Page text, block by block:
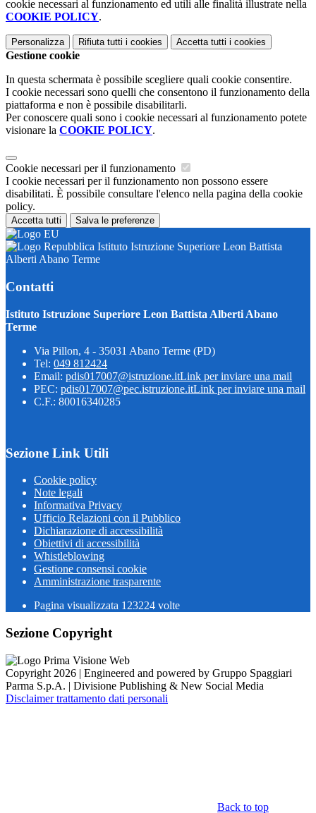
cookie necessari al funzionamento ed utili alle finalità illustrate nella
COOKIE POLICY.
Personalizza Rifiuta tutti i cookies Accetta tutti i cookies
Gestione cookie
In questa schermata è possibile scegliere quali cookie consentire.
I cookie necessari sono quelli che consentono il funzionamento della
piattaforma e non è possibile disabilitarli.
Per conoscere quali sono i cookie necessari al funzionamento potete
visionare la COOKIE POLICY.
Cookie necessari per il funzionamento
I cookie necessari per il funzionamento non possono essere
disabilitati. È possibile consultare l'elenco nella pagina della cookie
policy.
Accetta tutti Salva le preferenze
Istituto Istruzione Superiore Leon Battista
Alberti Abano Terme
Contatti
Istituto Istruzione Superiore Leon Battista Alberti Abano
Terme
Via Pillon, 4 - 35031 Abano Terme (PD)
Tel: 049 812424
Email: pdis017007@istruzione.itLink per inviare una mail
PEC: pdis017007@pec.istruzione.itLink per inviare una mail
C.F.: 80016340285
Sezione Link Utili
Cookie policy
Note legali
Informativa Privacy
Ufficio Relazioni con il Pubblico
Dichiarazione di accessibilità
Obiettivi di accessibilità
Whistleblowing
Gestione consensi cookie
Amministrazione trasparente
Pagina visualizzata 123224 volte
Sezione Copyright
Copyright 2026 | Engineered and powered by Gruppo Spaggiari
Parma S.p.A. | Divisione Publishing & New Social Media
Disclaimer trattamento dati personali
Back to top